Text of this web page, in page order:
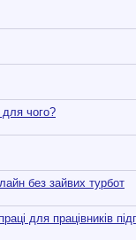
для чого?
без зайвих турбот
для працівників